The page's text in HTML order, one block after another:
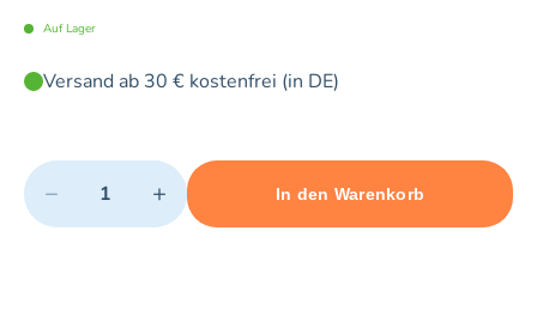
Auf Lager
Versand ab 30 € kostenfrei (in DE)
Quantity
− +
Minimum quantity: 1 Maximum quantity: 494
In den Warenkorb
Add 1 item to cart